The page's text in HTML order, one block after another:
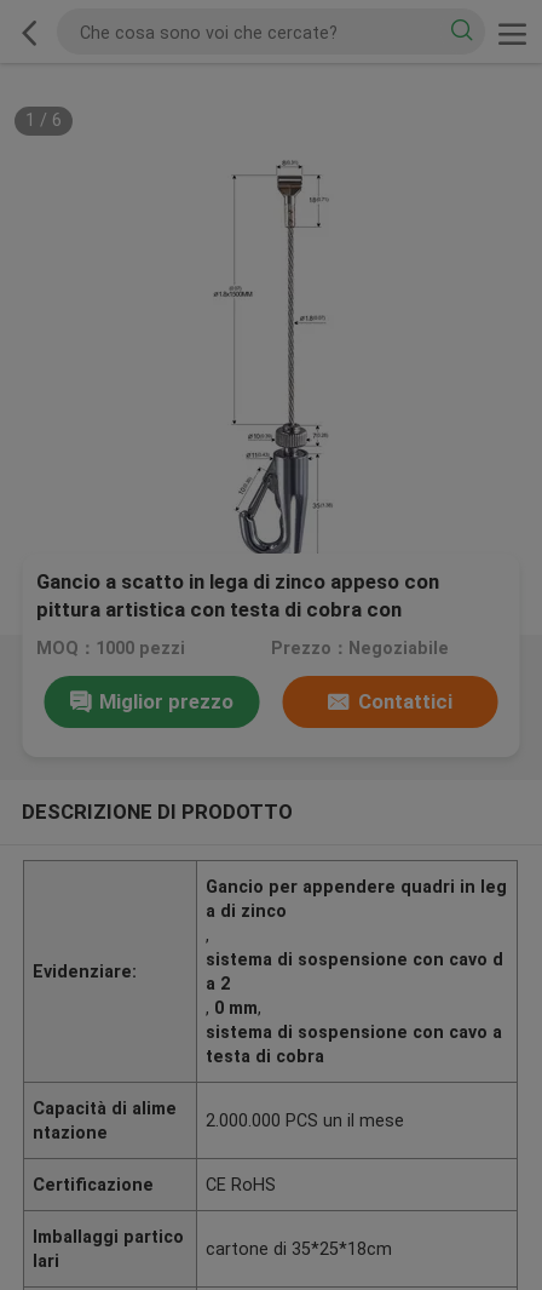
1 / 6
Gancio a scatto in lega di zinco appeso con
pittura artistica con testa di cobra con
cappuccio di sicurezza
MOQ：1000 pezzi Prezzo：Negoziabile
Miglior prezzo Contattici
DESCRIZIONE DI PRODOTTO
Evidenziare:
Gancio per appendere quadri in leg
a di zinco
,
sistema di sospensione con cavo d
a 2
, 0 mm,
sistema di sospensione con cavo a
testa di cobra
Capacità di alime
ntazione
2.000.000 PCS un il mese
Certificazione CE RoHS
Imballaggi partico
lari
cartone di 35*25*18cm